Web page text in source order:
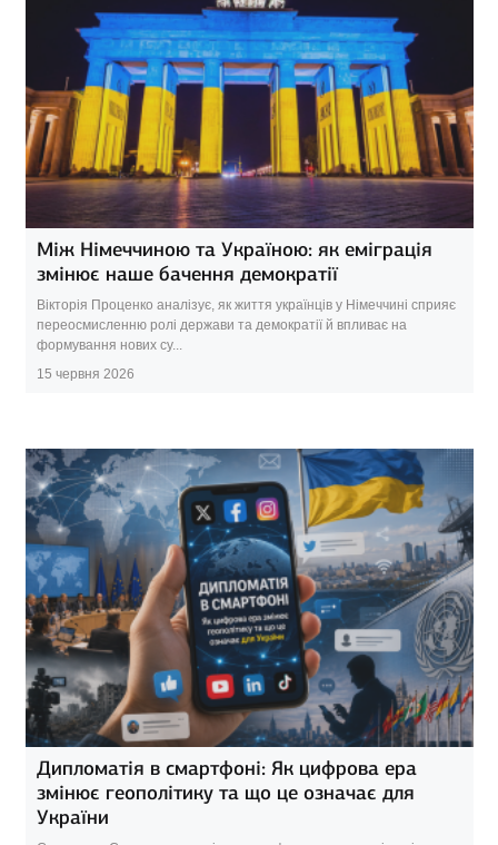
Між Німеччиною та Україною: як еміграція
змінює наше бачення демократії
Вікторія Проценко аналізує, як життя українців у Німеччині сприяє
переосмисленню ролі держави та демократії й впливає на
формування нових су...
15 червня 2026
Дипломатія в смартфоні: Як цифрова ера
змінює геополітику та що це означає для
України